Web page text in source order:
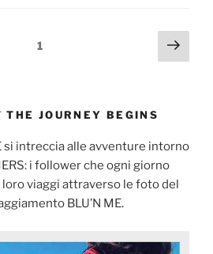
1
JOURNEY BEGINS
si intreccia alle avventure intorno
i follower che ogni giorno
viaggi attraverso le foto del
BLU’N ME.